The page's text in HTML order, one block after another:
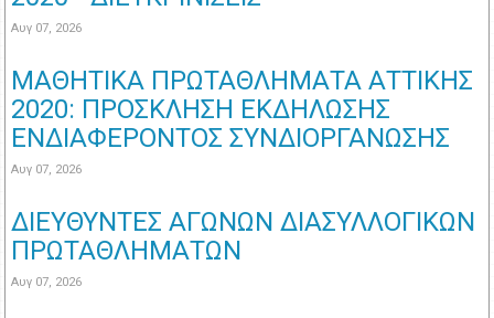
Αυγ 07, 2026
ΜΑΘΗΤΙΚΑ ΠΡΩΤΑΘΛΗΜΑΤΑ ΑΤΤΙΚΗΣ
2020: ΠΡΟΣΚΛΗΣΗ ΕΚΔΗΛΩΣΗΣ
ΕΝΔΙΑΦΕΡΟΝΤΟΣ ΣΥΝΔΙΟΡΓΑΝΩΣΗΣ
Αυγ 07, 2026
ΔΙΕΥΘΥΝΤΕΣ ΑΓΩΝΩΝ ΔΙΑΣΥΛΛΟΓΙΚΩΝ
ΠΡΩΤΑΘΛΗΜΑΤΩΝ
Αυγ 07, 2026